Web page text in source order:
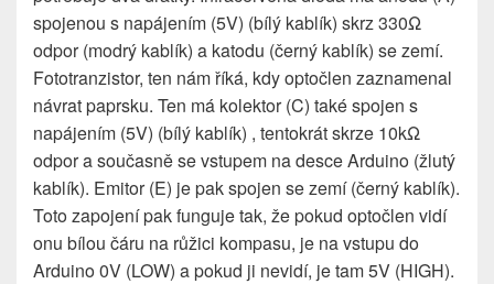
spojenou s napájením (5V) (bílý kablík) skrz 330Ω
odpor (modrý kablík) a katodu (černý kablík) se zemí.
Fototranzistor, ten nám říká, kdy optočlen zaznamenal
návrat paprsku. Ten má kolektor (C) také spojen s
napájením (5V) (bílý kablík) , tentokrát skrze 10kΩ
odpor a současně se vstupem na desce Arduino (žlutý
kablík). Emitor (E) je pak spojen se zemí (černý kablík).
Toto zapojení pak funguje tak, že pokud optočlen vidí
onu bílou čáru na růžici kompasu, je na vstupu do
Arduino 0V (LOW) a pokud ji nevidí, je tam 5V (HIGH).